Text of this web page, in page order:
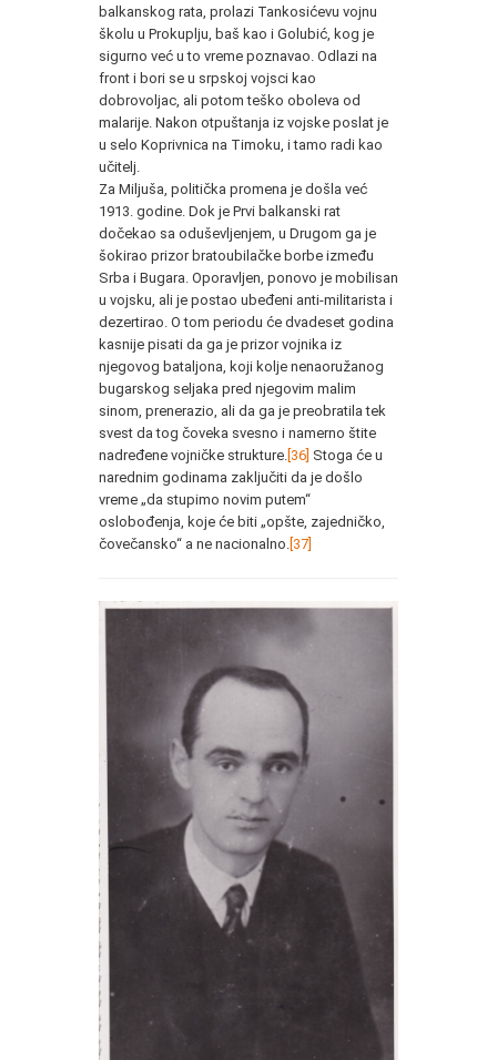
balkanskog rata, prolazi Tankosićevu vojnu
školu u Prokuplju, baš kao i Golubić, kog je
sigurno već u to vreme poznavao. Odlazi na
front i bori se u srpskoj vojsci kao
dobrovoljac, ali potom teško oboleva od
malarije. Nakon otpuštanja iz vojske poslat je
u selo Koprivnica na Timoku, i tamo radi kao
učitelj.
Za Miljuša, politička promena je došla već
1913. godine. Dok je Prvi balkanski rat
dočekao sa oduševljenjem, u Drugom ga je
šokirao prizor bratoubilačke borbe između
Srba i Bugara. Oporavljen, ponovo je mobilisan
u vojsku, ali je postao ubeđeni anti-militarista i
dezertirao. O tom periodu će dvadeset godina
kasnije pisati da ga je prizor vojnika iz
njegovog bataljona, koji kolje nenaoružanog
bugarskog seljaka pred njegovim malim
sinom, prenerazio, ali da ga je preobratila tek
svest da tog čoveka svesno i namerno štite
nadređene vojničke strukture. [36] Stoga će u
narednim godinama zaključiti da je došlo
vreme „da stupimo novim putem“
oslobođenja, koje će biti „opšte, zajedničko,
čovečansko“ a ne nacionalno. [37]